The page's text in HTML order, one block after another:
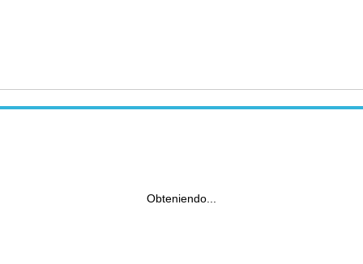
Obteniendo...